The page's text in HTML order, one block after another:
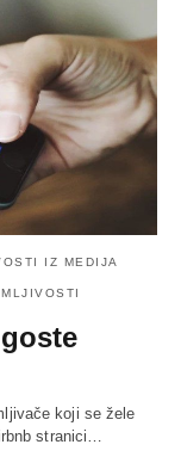
IZ MEDIJA
koji se žele
stranici…